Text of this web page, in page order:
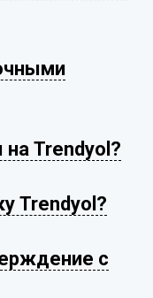
на Trendyol?
Trendyol?
с